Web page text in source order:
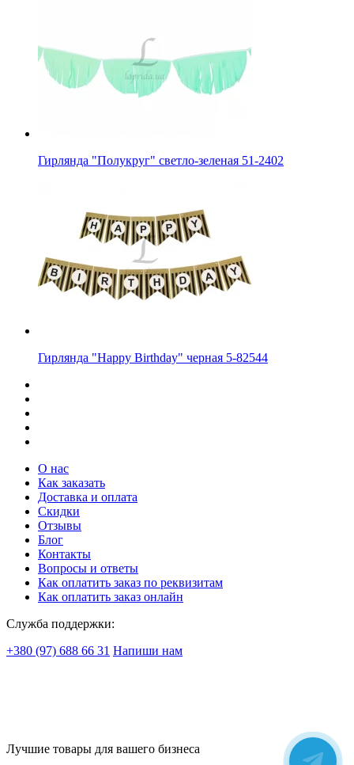
Гирлянда "Полукруг" светло-зеленая 51-2402
Гирлянда "Happy Birthday" черная 5-82544
О нас
Как заказать
Доставка и оплата
Скидки
Отзывы
Блог
Контакты
Вопросы и ответы
Как оплатить заказ по реквизитам
Как оплатить заказ онлайн
Служба поддержки:
+380 (97) 688 66 31 Напиши нам
Лучшие товары для вашего бизнеса